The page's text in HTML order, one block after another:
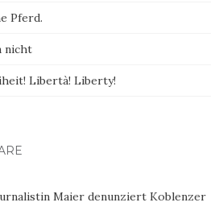
Pferd.
nicht
Libertà! Liberty!
Maier denunziert Koblenzer